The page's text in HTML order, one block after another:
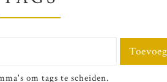
om tags te scheiden.